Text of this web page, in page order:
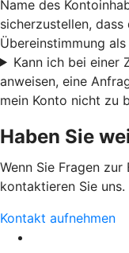
Name des
sicherzustellen,
Übereinstimmung
Kann ich bei einer
anweisen, eine
mein Konto nicht zu
Haben Sie
Wenn Sie Fragen
kontaktieren Sie
Kontakt aufnehmen